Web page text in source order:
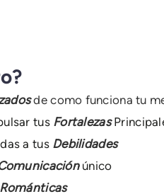
de como funciona tu
tus Fortalezas
a tus Debilidades
único
Románticas